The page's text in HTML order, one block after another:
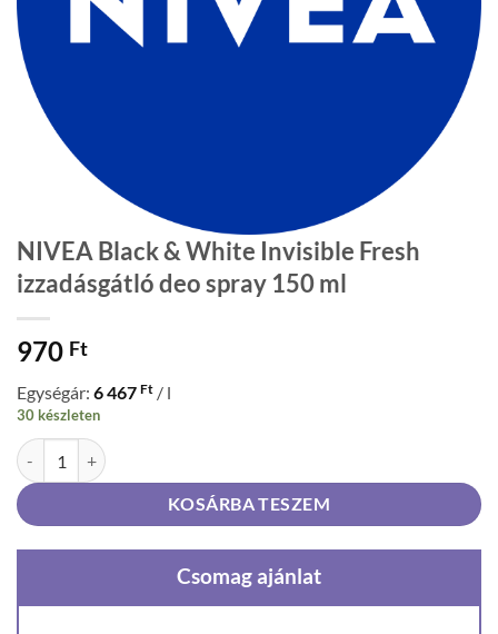
NIVEA Black & White Invisible Fresh
izzadásgátló deo spray 150 ml
970 Ft
Egységár: 6 467 Ft / l
30 készleten
NIVEA Black & White Invisible Fresh izzadásgátló deo spray 150 ml
KOSÁRBA TESZEM
Csomag ajánlat